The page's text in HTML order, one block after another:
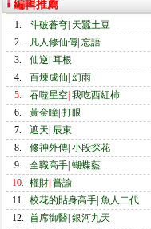
編輯推薦
1. 斗破蒼穹 天蠶土豆
2.
凡人修仙傳 忘語
3.
仙逆 耳根
4.
百煉成仙 幻雨
5.
吞噬星空 我吃西紅柿
6.
黃金瞳 打眼
7.
遮天 辰東
8.
修神外傳 小段探花
9.
全職高手 蝴蝶藍
10. 權財 嘗諭
11. 校花的貼身高手 魚人二代
12. 首席御醫 銀河九天